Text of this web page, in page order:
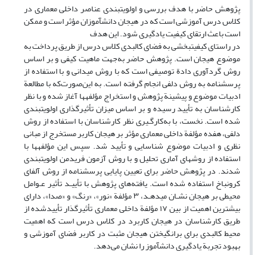
پژوهش حاضر با هدف بررسی و اولویت‏بندی عناصر داخلی معماری در
کلاس درس آموزشی است که در هیجان دانش‏آموزان مؤثر است و ممکن
است باعث ارتقای کیفیت یادگیری شود. این هدف
در‌ راستای کیفیت‏بخشی به فضای کالبدی کلاس درس از طریق پرداخت به
موضوع هیجان است. پژوهش حاضر به‌جهت ماهیت کیفی و بر ‌اساس
روش گردآوری دادة توصیفی است که با روش میدانی و با استفاده از
پرسش‏نامه به روش دلفی انجام گرفته است. به این‌صورت‌که با مطالعة
ادبیات موضوع و پیشینة پژوهش و استخراج مؤلفه‏ها آغاز شده و با نظر
کارشناسان به تأیید رسیده و بر‌ اساس میزان تأثیرگذاری اولویت‏بندی
شده است. نخست، با به‌کارگـیری نظر کارشناسان با استفاده از روش
دلفی، هفده مؤلفة داخلی معماری مؤثر بر هیجان کاربر مستخرج از مبانی
نظری و ادبیات موضوع شناسایی و تأیید شد. سپس این مؤلفه‏ها با
استفاده از روش‏های آماری تحلیل و با روش آزمون فریدمن اولویت‏بندی
شدند. در پژوهش حاضر برای تعیین پایایی پرسش‏نامه از روش آلفای
کرونباخ استفاده شده است. یافته‌های پژوهش با تأییـد تأثیر عـوامل
محیطی بر هیجان نشـان می‏دهـد، ۳ مؤلفة «نور»، «رنگ» و «صدا»، دارای
بیشترین اهمیت از بین ۱۷ مؤلفة داخلی معماری تأثیرگذار تأیید‌شده از
طریق کارشناسان در هیجان کاربرد در کلاس درس است که اهمیت
محیط کالبدی برای برانگیختن هیجان مثبت در کاربر فضای آموزشی و
بهبود تجربة یادگیری دانش‏آموز را نشان می‌دهد.